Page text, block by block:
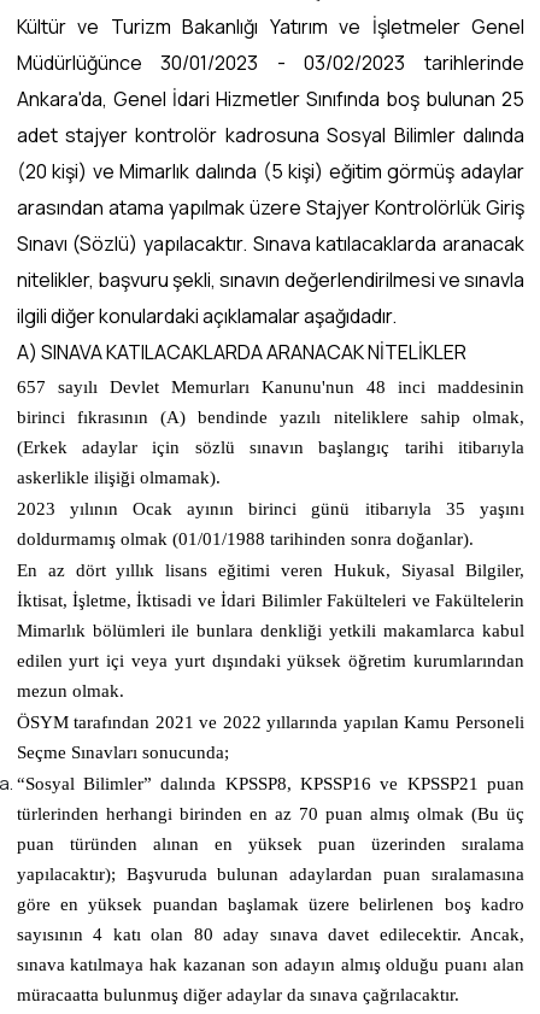
Kültür ve Turizm Bakanlığı Yatırım ve İşletmeler Genel
Müdürlüğünce 30/01/2023 - 03/02/2023 tarihlerinde
Ankara'da, Genel İdari Hizmetler Sınıfında boş bulunan 25
adet stajyer kontrolör kadrosuna Sosyal Bilimler dalında
(20 kişi) ve Mimarlık dalında (5 kişi) eğitim görmüş adaylar
arasından atama yapılmak üzere Stajyer Kontrolörlük Giriş
Sınavı (Sözlü) yapılacaktır. Sınava katılacaklarda aranacak
nitelikler, başvuru şekli, sınavın değerlendirilmesi ve sınavla
ilgili diğer konulardaki açıklamalar aşağıdadır.
A) SINAVA KATILACAKLARDA ARANACAK NİTELİKLER
657 sayılı Devlet Memurları Kanunu'nun 48 inci maddesinin
birinci fıkrasının (A) bendinde yazılı niteliklere sahip olmak,
(Erkek adaylar için sözlü sınavın başlangıç tarihi itibarıyla
askerlikle ilişiği olmamak).
2023 yılının Ocak ayının birinci günü itibarıyla 35 yaşını
doldurmamış olmak (01/01/1988 tarihinden sonra doğanlar).
En az dört yıllık lisans eğitimi veren Hukuk, Siyasal Bilgiler,
İktisat, İşletme, İktisadi ve İdari Bilimler Fakülteleri ve Fakültelerin
Mimarlık bölümleri ile bunlara denkliği yetkili makamlarca kabul
edilen yurt içi veya yurt dışındaki yüksek öğretim kurumlarından
mezun olmak.
ÖSYM tarafından 2021 ve 2022 yıllarında yapılan Kamu Personeli
Seçme Sınavları sonucunda;
“Sosyal Bilimler” dalında KPSSP8, KPSSP16 ve KPSSP21 puan
türlerinden herhangi birinden en az 70 puan almış olmak (Bu üç
puan türünden alınan en yüksek puan üzerinden sıralama
yapılacaktır); Başvuruda bulunan adaylardan puan sıralamasına
göre en yüksek puandan başlamak üzere belirlenen boş kadro
sayısının 4 katı olan 80 aday sınava davet edilecektir. Ancak,
sınava katılmaya hak kazanan son adayın almış olduğu puanı alan
müracaatta bulunmuş diğer adaylar da sınava çağrılacaktır.